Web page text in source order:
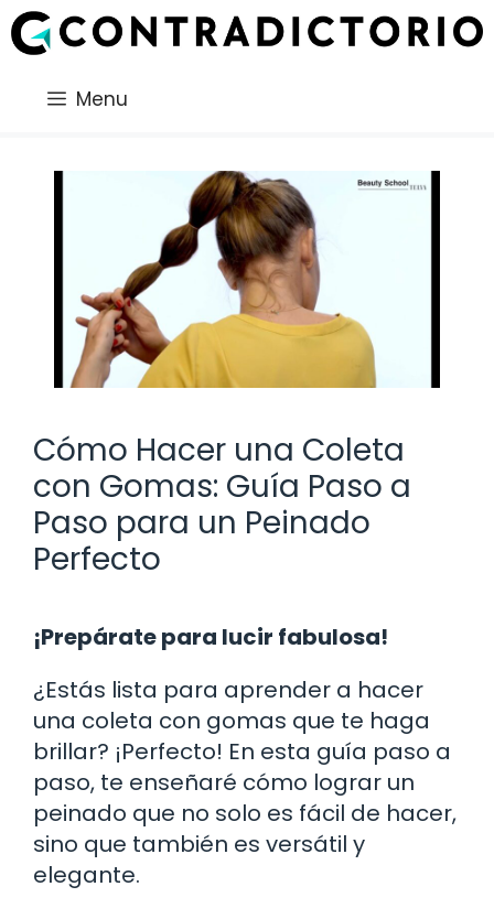
Saltar
al
Menu
Cómo Hacer una Coleta
con Gomas: Guía Paso a
Paso para un Peinado
Perfecto
¡Prepárate para lucir fabulosa!
¿Estás lista para aprender a hacer
una coleta con gomas que te haga
brillar? ¡Perfecto! En esta guía paso a
paso, te enseñaré cómo lograr un
peinado que no solo es fácil de hacer,
sino que también es versátil y
elegante.